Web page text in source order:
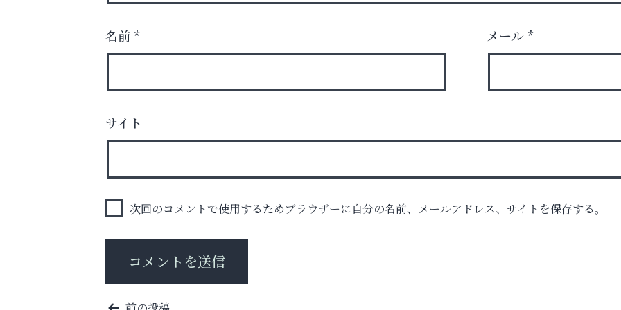
梅雨でカビが繁殖する前に！
トレファク出張買取
名前 * メール *
サイト
次回のコメントで使用するためブラウザーに自分の名前、メールアドレス、サイトを保存する。